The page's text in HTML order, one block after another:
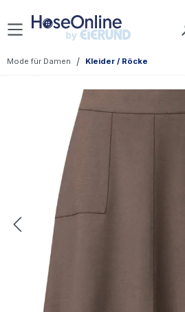
Zum Hauptinhalt springen
Mode für Damen / Kleider / Röcke
Bildergalerie überspringen